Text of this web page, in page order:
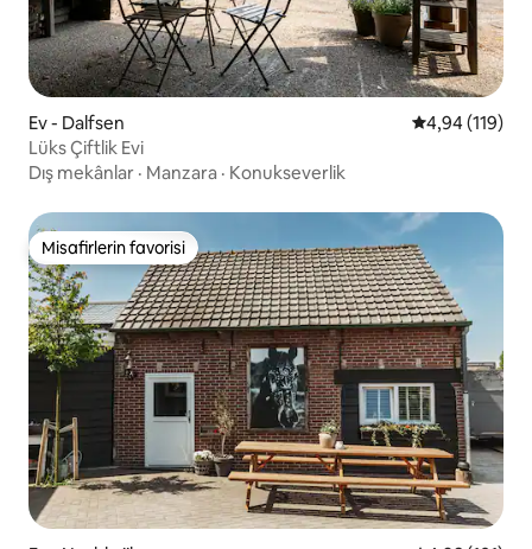
Ev - Dalfsen 5 üzerinden
4,94 (119)
Lüks Çiftlik Evi
Dış mekânlar · Manzara · Konukseverlik
Misafirlerin favorisi
Misafirlerin favorisi